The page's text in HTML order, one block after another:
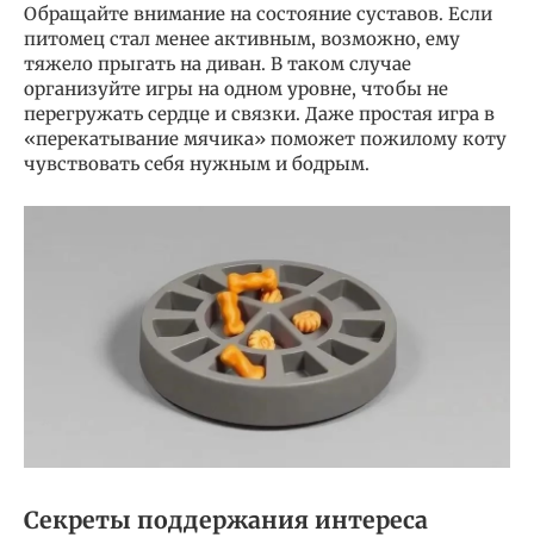
Обращайте внимание на состояние суставов. Если
питомец стал менее активным, возможно, ему
тяжело прыгать на диван. В таком случае
организуйте игры на одном уровне, чтобы не
перегружать сердце и связки. Даже простая игра в
«перекатывание мячика» поможет пожилому коту
чувствовать себя нужным и бодрым.
Секреты поддержания интереса